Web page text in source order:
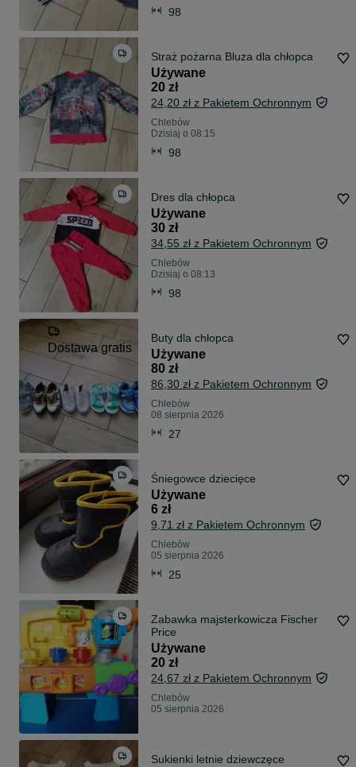
98
Straż pożarna Bluza dla chłopca
Używane
20 zł
24,20 zł z Pakietem Ochronnym
Chlebów
Dzisiaj o 08:15
98
Dres dla chłopca
Używane
30 zł
34,55 zł z Pakietem Ochronnym
Chlebów
Dzisiaj o 08:13
98
Dostawa gratis
Buty dla chłopca
Używane
80 zł
86,30 zł z Pakietem Ochronnym
Chlebów
08 sierpnia 2026
27
Śniegowce dziecięce
Używane
6 zł
9,71 zł z Pakietem Ochronnym
Chlebów
05 sierpnia 2026
25
Zabawka majsterkowicza Fischer
Price
Używane
20 zł
24,67 zł z Pakietem Ochronnym
Chlebów
05 sierpnia 2026
Sukienki letnie dziewczęce